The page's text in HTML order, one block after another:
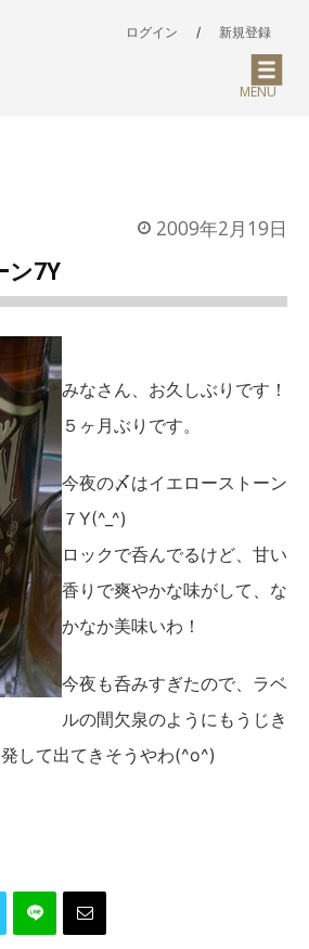
ログイン / 新規登録
MENU
2009年2月19日
ン7Y
みなさん、お久しぶりです！
５ヶ月ぶりです。
今夜の〆はイエローストーン
７Y(^_^)
ロックで呑んでるけど、甘い
香りで爽やかな味がして、な
かなか美味いわ！
今夜も呑みすぎたので、ラベ
ルの間欠泉のようにもうじき
して出てきそうやわ(^o^)